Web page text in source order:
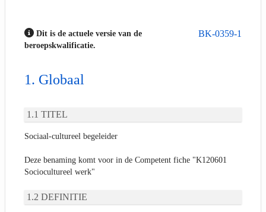
BK-0359-1
Dit is de actuele versie van de
beroepskwalificatie.
Globaal
TITEL
Sociaal-cultureel begeleider
Deze benaming komt voor in de Competent fiche "K120601
Sociocultureel werk"
DEFINITIE